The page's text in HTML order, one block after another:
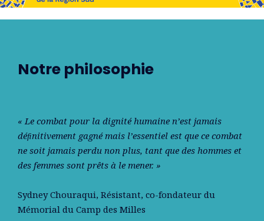
Notre philosophie
« Le combat pour la dignité humaine n’est jamais
déﬁnitivement gagné mais l’essentiel est que ce combat
ne soit jamais perdu non plus, tant que des hommes et
des femmes sont prêts à le mener. »
Sydney Chouraqui, Résistant, co-fondateur du
Mémorial du Camp des Milles